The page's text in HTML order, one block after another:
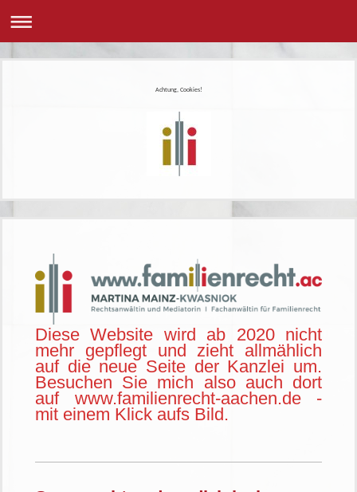
Achtung, Cookies!
Diese Website wird ab 2020 nicht
mehr gepflegt und zieht allmählich
auf die neue Seite der Kanzlei um.
Besuchen Sie mich also auch dort
auf www.familienrecht-aachen.de -
mit einem Klick aufs Bild.